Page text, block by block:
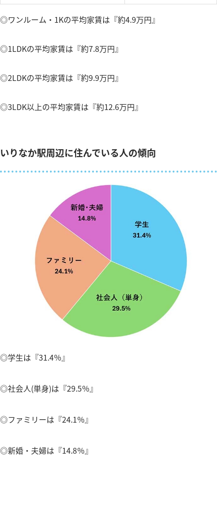
◎ワンルーム・1Kの平均家賃は『約4.9万円』
◎1LDKの平均家賃は『約7.8万円』
◎2LDKの平均家賃は『約9.9万円』
◎3LDK以上の平均家賃は『約12.6万円』
いりなか駅周辺に住んでいる人の傾向
◎学生は『31.4％』
◎社会人(単身)は『29.5％』
◎ファミリーは『24.1％』
◎新婚・夫婦は『14.8％』